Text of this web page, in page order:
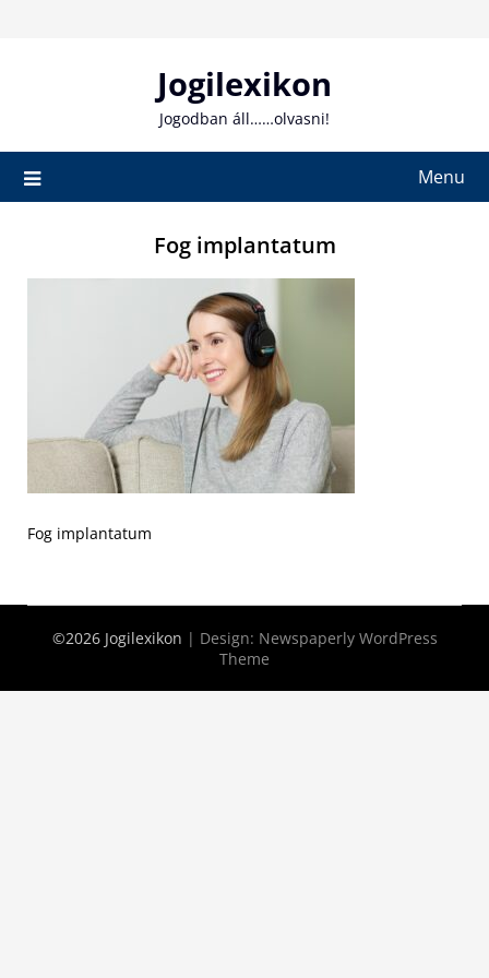
Jogilexikon
Jogodban áll……olvasni!
Menu
Fog implantatum
Fog implantatum
©2026 Jogilexikon | Design: Newspaperly WordPress
Theme